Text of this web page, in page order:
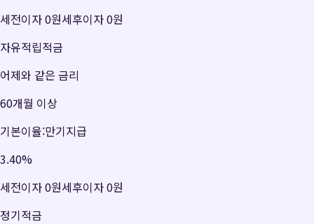
세전이자0원세후이자0원
자유적립적금
어제와 같은 금리
60개월 이상
기본이율:만기지급
3.40%
세전이자0원세후이자0원
정기적금